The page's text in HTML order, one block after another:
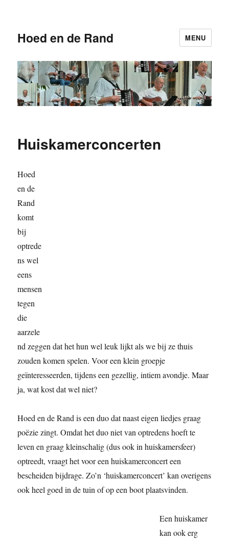
Hoed en de Rand MENU
Huiskamerconcerten
Hoed
en de
Rand
komt
bij
optrede
ns wel
eens
mensen
tegen
die
aarzele
nd zeggen dat het hun wel leuk lijkt als we bij ze thuis
zouden komen spelen. Voor een klein groepje
geïnteresseerden, tijdens een gezellig, intiem avondje. Maar
ja, wat kost dat wel niet?
Hoed en de Rand is een duo dat naast eigen liedjes graag
poëzie zingt. Omdat het duo niet van optredens hoeft te
leven en graag kleinschalig (dus ook in huiskamersfeer)
optreedt, vraagt het voor een huiskamerconcert een
bescheiden bijdrage. Zo’n ‘huiskamerconcert’ kan overigens
ook heel goed inde tuin of op een boot plaatsvinden.
Een huiskamer
kan ook erg